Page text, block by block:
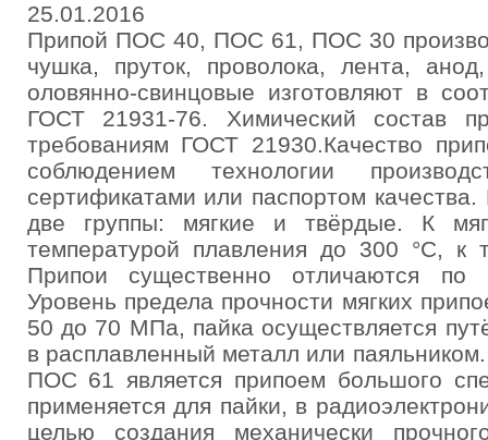
25.01.2016
Припой ПОС 40, ПОС 61, ПОС 30
чушка, пруток, проволока, лента,
оловянно-свинцовые изготовляют в
ГОСТ 21931-76. Химический состав
требованиям ГОСТ 21930.Качество
соблюдением технологии
сертификатами или паспортом
две группы: мягкие и твёрдые. К
температурой плавления до 300 °C,
Припои существенно отличаются по
Уровень предела прочности мягких
50 до 70 МПа, пайка осуществляется
в расплавленный металл или
ПОС 61 является припоем большого
применяется для пайки, в
целью создания механически